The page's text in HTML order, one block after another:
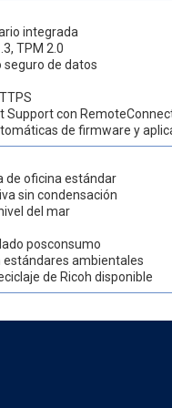
integrada
TPM 2.0
seguro de datos
Support con
de firmware y
de oficina estándar
sin condensación
del mar
posconsumo
estándares ambientales
de Ricoh disponible